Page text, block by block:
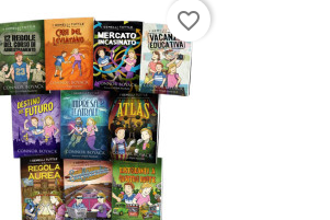
favorite_border